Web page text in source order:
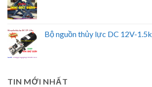
Bộ nguồn thủy lực DC 12V-
TIN MỚI NHẤT